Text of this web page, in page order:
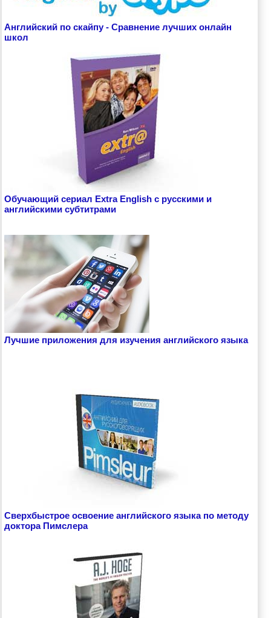
Английский по скайпу - Сравнение лучших онлайн
школ
Обучающий сериал Extra English с русскими и
английскими субтитрами
Лучшие приложения для изучения английского языка
Сверхбыстрое освоение английского языка по методу
доктора Пимслера